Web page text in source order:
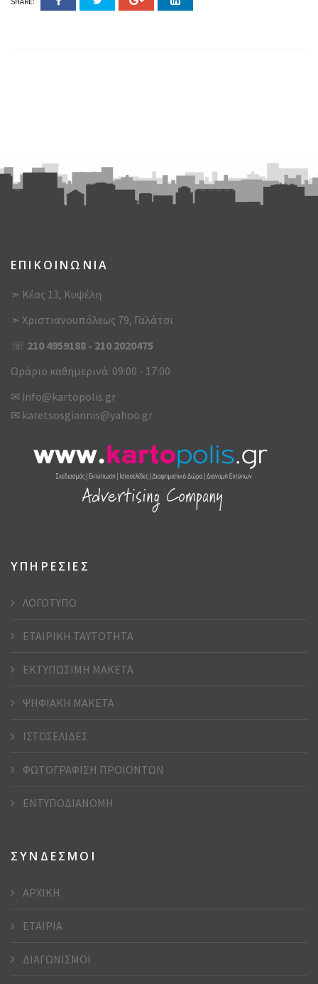
ΕΠΙΚΟΙΝΩΝΙΑ
➣ Κέας 13, Κυψέλη
➣ Χριστιανουπόλεως 79, Γαλάτσι
☏ 210 4959188 - 210 2020475
Ωράριο καθημερινά: 09:00 - 17:00
✉ info@kartopolis.gr
✉ karetsosgiannis@yahoo.gr
ΥΠΗΡΕΣΙΕΣ
ΛΟΓΟΤΥΠΟ
ΕΤΑΙΡΙΚΗ ΤΑΥΤΟΤΗΤΑ
ΕΚΤΥΠΩΣΙΜΗ ΜΑΚΕΤΑ
ΨΗΦΙΑΚΗ ΜΑΚΕΤΑ
ΙΣΤΟΣΕΛΙΔΕΣ
ΦΩΤΟΓΡΑΦΙΣΗ ΠΡΟΙΟΝΤΩΝ
ΕΝΤΥΠΟΔΙΑΝΟΜΗ
ΣΥΝΔΕΣΜΟΙ
ΑΡΧΙΚΗ
ΕΤΑΙΡΙΑ
ΔΙΑΓΩΝΙΣΜΟΙ